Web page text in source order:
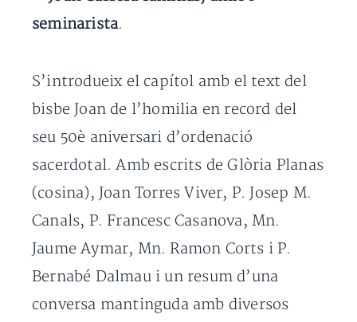
seminarista.
S’introdueix el capítol amb el text del
bisbe Joan de l’homilia en record del
seu 50è aniversari d’ordenació
sacerdotal. Amb escrits de Glòria Planas
(cosina), Joan Torres Viver, P. Josep M.
Canals, P. Francesc Casanova, Mn.
Jaume Aymar, Mn. Ramon Corts i P.
Bernabé Dalmau i un resum d’una
conversa mantinguda amb diversos